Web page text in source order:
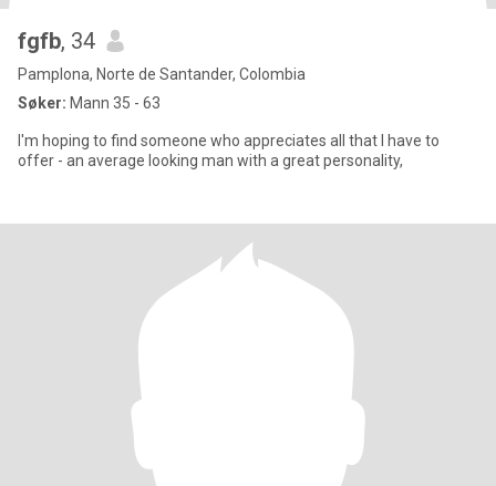
fgfb, 34
Pamplona, Norte de Santander, Colombia
Søker: Mann 35 - 63
I'm hoping to find someone who appreciates all that I have to
offer - an average looking man with a great personality,